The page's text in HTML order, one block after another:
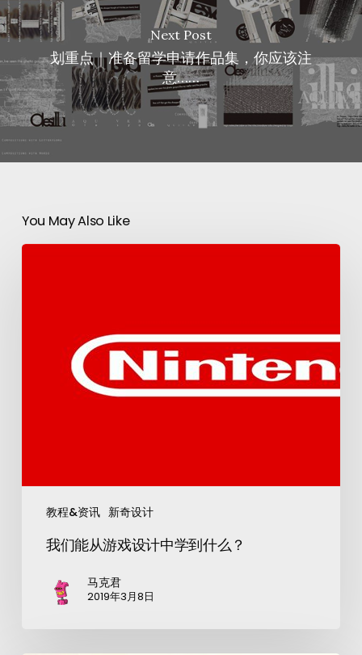
Next Post
划重点｜准备留学申请作品集，你应该注
意……
You May Also Like
教程&资讯 新奇设计
我们能从游戏设计中学到什么？
马克君
2019年3月8日